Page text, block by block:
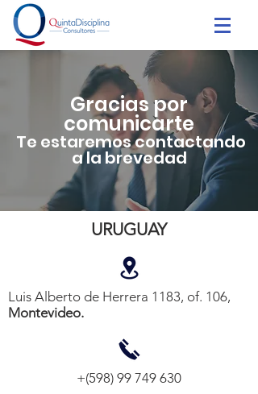
Gracias por
comunicarte
Te estaremos contactando
a la brevedad
URUGUAY
Luis Alberto de Herrera 1183, of. 106,
Montevideo.
+(598) 99 749 630